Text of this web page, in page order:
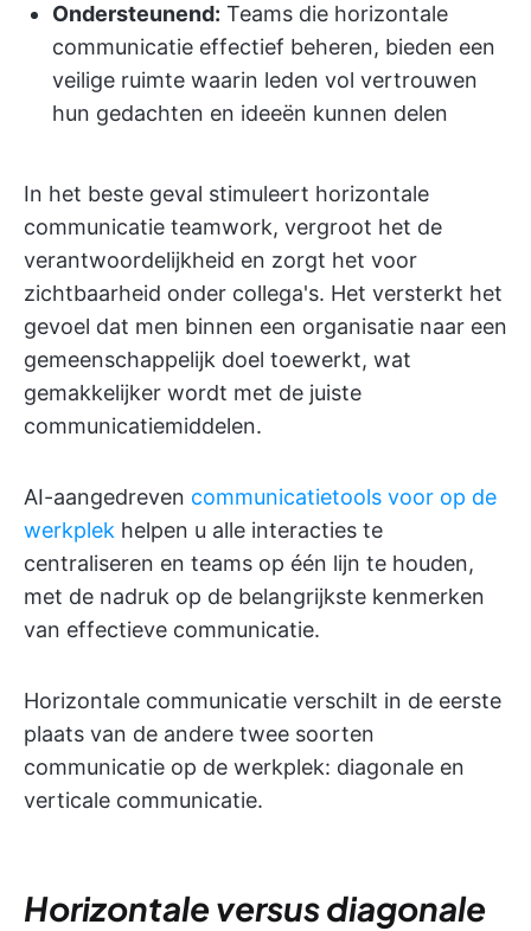
Ondersteunend: Teams die horizontale
communicatie effectief beheren, bieden een
veilige ruimte waarin leden vol vertrouwen
hun gedachten en ideeën kunnen delen
In het beste geval stimuleert horizontale
communicatie teamwork, vergroot het de
verantwoordelijkheid en zorgt het voor
zichtbaarheid onder collega's. Het versterkt het
gevoel dat men binnen een organisatie naar een
gemeenschappelijk doel toewerkt, wat
gemakkelijker wordt met de juiste
communicatiemiddelen.
AI-aangedreven communicatietools voor op de
werkplek helpen u alle interacties te
centraliseren en teams op één lijn te houden,
met de nadruk op de belangrijkste kenmerken
van effectieve communicatie.
Horizontale communicatie verschilt in de eerste
plaats van de andere twee soorten
communicatie op de werkplek: diagonale en
verticale communicatie.
Horizontale versus diagonale